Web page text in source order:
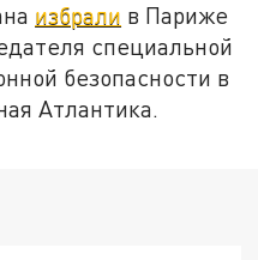
избрали в Париже
специальной
безопасности в
Атлантика.